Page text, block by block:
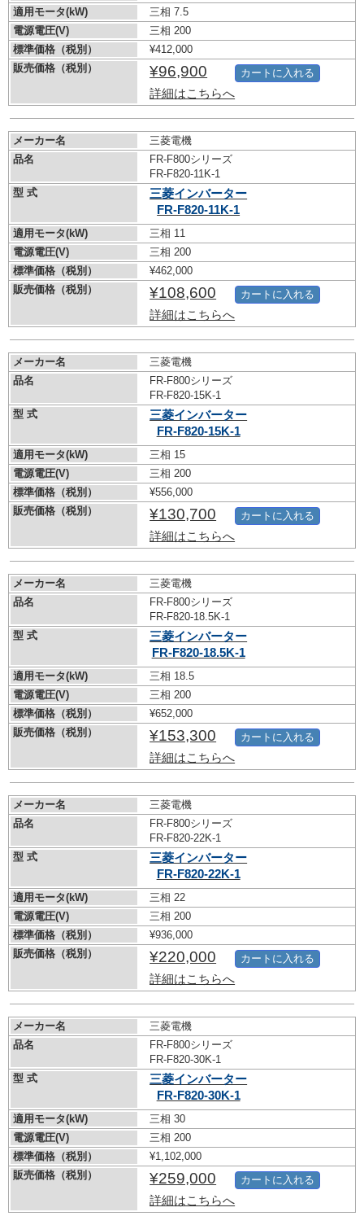
適用モータ(kW)
三相 7.5
電源電圧(V)
三相 200
標準価格（税別）
¥412,000
販売価格（税別）
¥96,900
詳細はこちらへ
カートに入れる
メーカー名
三菱電機
品名
FR-F800シリーズ
FR-F820-11K-1
型 式
三菱インバーター
FR-F820-11K-1
適用モータ(kW)
三相 11
電源電圧(V)
三相 200
標準価格（税別）
¥462,000
販売価格（税別）
¥108,600
詳細はこちらへ
カートに入れる
メーカー名
三菱電機
品名
FR-F800シリーズ
FR-F820-15K-1
型 式
三菱インバーター
FR-F820-15K-1
適用モータ(kW)
三相 15
電源電圧(V)
三相 200
標準価格（税別）
¥556,000
販売価格（税別）
¥130,700
詳細はこちらへ
カートに入れる
メーカー名
三菱電機
品名
FR-F800シリーズ
FR-F820-18.5K-1
型 式
三菱インバーター
FR-F820-18.5K-1
適用モータ(kW)
三相 18.5
電源電圧(V)
三相 200
標準価格（税別）
¥652,000
販売価格（税別）
¥153,300
詳細はこちらへ
カートに入れる
メーカー名
三菱電機
品名
FR-F800シリーズ
FR-F820-22K-1
型 式
三菱インバーター
FR-F820-22K-1
適用モータ(kW)
三相 22
電源電圧(V)
三相 200
標準価格（税別）
¥936,000
販売価格（税別）
¥220,000
詳細はこちらへ
カートに入れる
メーカー名
三菱電機
品名
FR-F800シリーズ
FR-F820-30K-1
型 式
三菱インバーター
FR-F820-30K-1
適用モータ(kW)
三相 30
電源電圧(V)
三相 200
標準価格（税別）
¥1,102,000
販売価格（税別）
¥259,000
詳細はこちらへ
カートに入れる